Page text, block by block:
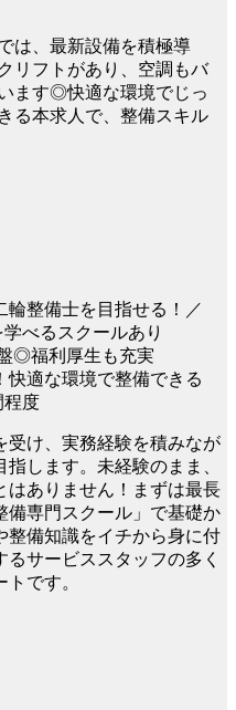
は、最新設備を積極導
リフトがあり、空調もバ
ます◎快適な環境でじっ
る本求人で、整備スキル
輪整備士を目指せる！／
べるスクールあり
◎福利厚生も充実
適な環境で整備できる
度
受け、実務経験を積みなが
します。未経験のまま、
はありません！まずは最長
備専門スクール」で基礎か
整備知識をイチから身に付
サービススタッフの多く
です。